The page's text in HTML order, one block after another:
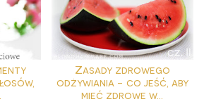
Zasady zdrowego
odżywiania - co jeść, aby
mieć zdrowe w...